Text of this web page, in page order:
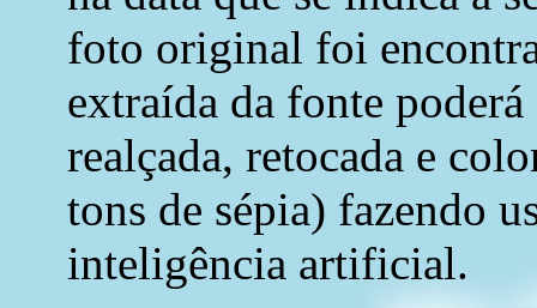
foto original foi
extraída da fonte
realçada, retocada e
tons de sépia) fazendo
inteligência artificial.